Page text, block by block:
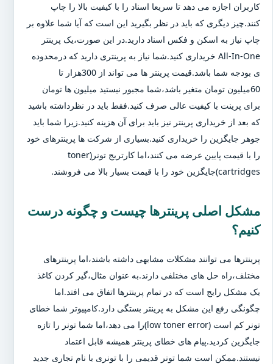
کاربران اجازه می دهد تا سریعا اسناد را با کیفیت بالا را چاپ
کنند.چیز دیگری که باید در نظر بگیرید این است که آیا شما علاوه بر
چاپ نیاز به اسکن و فکس اسناد دارید.در این صورت،یک پرینتر
All-In-One خریداری کنید.شما نیاز به پرینتری دارید که درمحدوده
ی بودجه شما باشد.قیمت پرینتر ها می تواند از 300هزار تا
60میلیون تومان متغیر باشد،شما مجبور نیستید میلیون ها تومان
برای پرینت با کیفیت عالی صرف کنید.فقط باید در نظرداشته باشید
که بعد از خریداری پرینتر نیز باید برای آن هزینه کنید.زیرا شما باید
جوهر جایگزین را خریداری کنید.بسیاری از شرکت ها پرینترهای خود
را با قیمت پایین عرضه می کنند،اما کارتریج تونر(toner
cartridges)جایگزین خود را با قیمت بسیار بالا می فروشند.
مشکل اصلی پرینترها چیست و چگونه درست
کنیم؟
پرینترها می توانند مشکلات مشابهی داشته باشند،اما پرینترهای
مختلف،راه حل های مختلفی دارند.به عنوان مثال،گیر کردن کاغذ
یک مشکل رایج است که در تمام پرینترها اتفاق می افتد.اما
چگونگی رفع این مشکل به پرینتر بستگی دارد.کامپیوتر شما خطای
تونر کم است (low toner error)را می دهد،اما شما تونر را تازه
جایگزین کردید.پیام های خطای پرینتر همیشه قابل اعتماد
نیستند.ممکن است شما تونر قدیمی را با تونری با نام تجاری جدید